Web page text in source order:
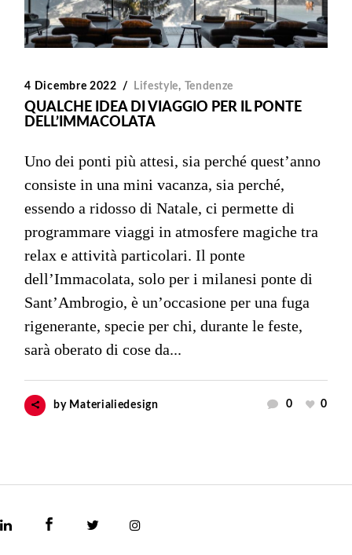
4 Dicembre 2022 Lifestyle, Tendenze
QUALCHE IDEA DI VIAGGIO PER IL PONTE
DELL’IMMACOLATA
Uno dei ponti più attesi, sia perché quest’anno
consiste in una mini vacanza, sia perché,
essendo a ridosso di Natale, ci permette di
programmare viaggi in atmosfere magiche tra
relax e attività particolari. Il ponte
dell’Immacolata, solo per i milanesi ponte di
Sant’Ambrogio, è un’occasione per una fuga
rigenerante, specie per chi, durante le feste,
sarà oberato di cose da...
by Materialiedesign 0 0